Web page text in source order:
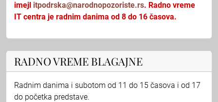
imejl itpodrska@narodnopozoriste.rs. Radno vreme
IT centra je radnim danima od 8 do 16 časova.
RADNO VREME BLAGAJNE
Radnim danima i subotom od 11 do 15 časova i od 17
do početka predstave.